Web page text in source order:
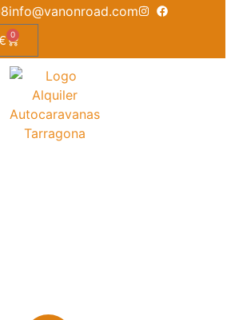
info@vanonroad.com
0